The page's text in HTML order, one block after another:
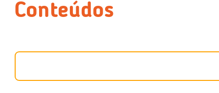
Conteúdos